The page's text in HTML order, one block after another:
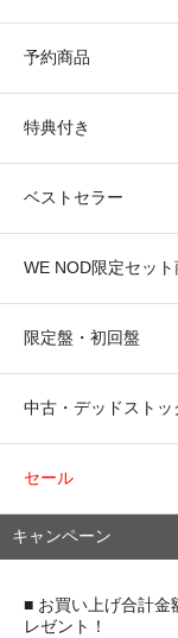
予約商品
特典付き
ベストセラー
WE NOD限定セット
限定盤・初回盤
中古・デッドストッ
セール
キャンペーン
■ お買い上げ合計金
レゼント！